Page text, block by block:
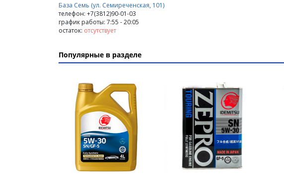
База Семь (ул. Семиреченская, 101)
телефон: +7(3812)90-01-03
график работы: 7:55 - 20:05
остаток: отсутствует
Популярные в разделе